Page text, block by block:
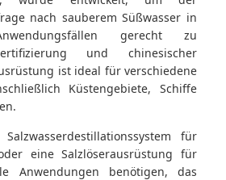
nach sauberem Süßwasser in
gerecht zu
und chinesischer
ist ideal für verschiedene
Küstengebiete, Schiffe
für
eine Salzlöserausrüstung für
Anwendungen benötigen, das